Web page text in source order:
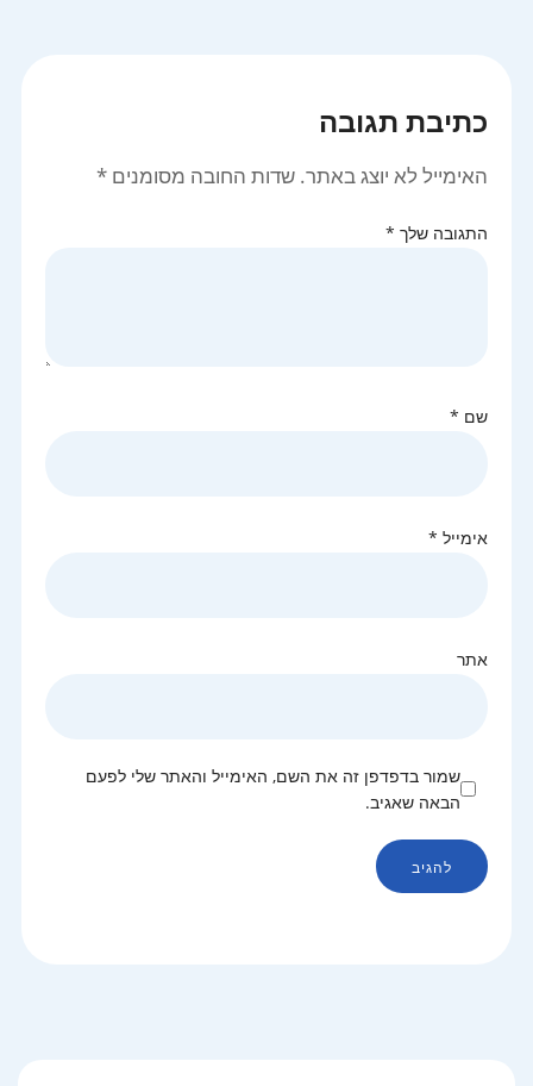
כתיבת תגובה
האימייל לא יוצג באתר. שדות החובה מסומנים *
התגובה שלך *
שם *
אימייל *
אתר
שמור בדפדפן זה את השם, האימייל והאתר שלי לפעם
הבאה שאגיב.